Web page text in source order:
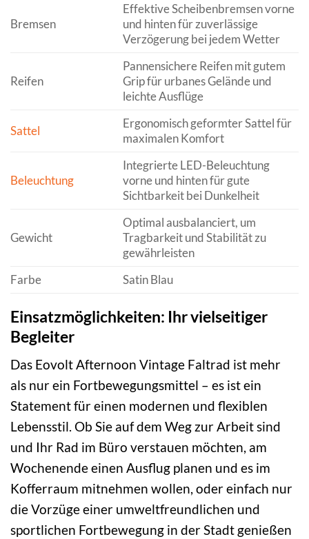
Bremsen
Effektive Scheibenbremsen vorne
und hinten für zuverlässige
Verzögerung bei jedem Wetter
Reifen
Pannensichere Reifen mit gutem
Grip für urbanes Gelände und
leichte Ausflüge
Sattel
Ergonomisch geformter Sattel für
maximalen Komfort
Beleuchtung
Integrierte LED-Beleuchtung
vorne und hinten für gute
Sichtbarkeit bei Dunkelheit
Gewicht
Optimal ausbalanciert, um
Tragbarkeit und Stabilität zu
gewährleisten
Farbe
Satin Blau
Einsatzmöglichkeiten: Ihr vielseitiger
Begleiter
Das Eovolt Afternoon Vintage Faltrad ist mehr
als nur ein Fortbewegungsmittel – es ist ein
Statement für einen modernen und flexiblen
Lebensstil. Ob Sie auf dem Weg zur Arbeit sind
und Ihr Rad im Büro verstauen möchten, am
Wochenende einen Ausflug planen und es im
Kofferraum mitnehmen wollen, oder einfach nur
die Vorzüge einer umweltfreundlichen und
sportlichen Fortbewegung in der Stadt genießen